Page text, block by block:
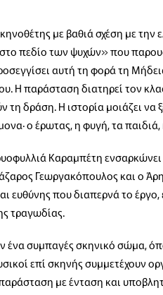
με βαθιά σχέση με την
στο πεδίο των ψυχών» που
αυτή τη φορά τη
Η παράσταση διατηρεί τον
τη δράση. Η ιστορία μοιάζει
ο έρωτας, η φυγή, τα
Καραμπέτη
Γεωργακόπουλος και ο
ευθύνης που διαπερνά το
τραγωδίας.
συμπαγές σκηνικό σώμα,
επί σκηνής συμμετέχουν
με ένταση και